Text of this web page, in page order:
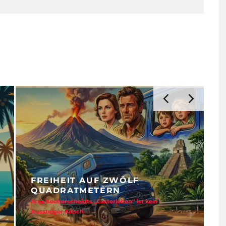
SEHNSUCHT
von nicko cruises westwärts
ZWISCHEN
KRISEN YOGA
TUI gibt das Urlaubsjahr
verloren